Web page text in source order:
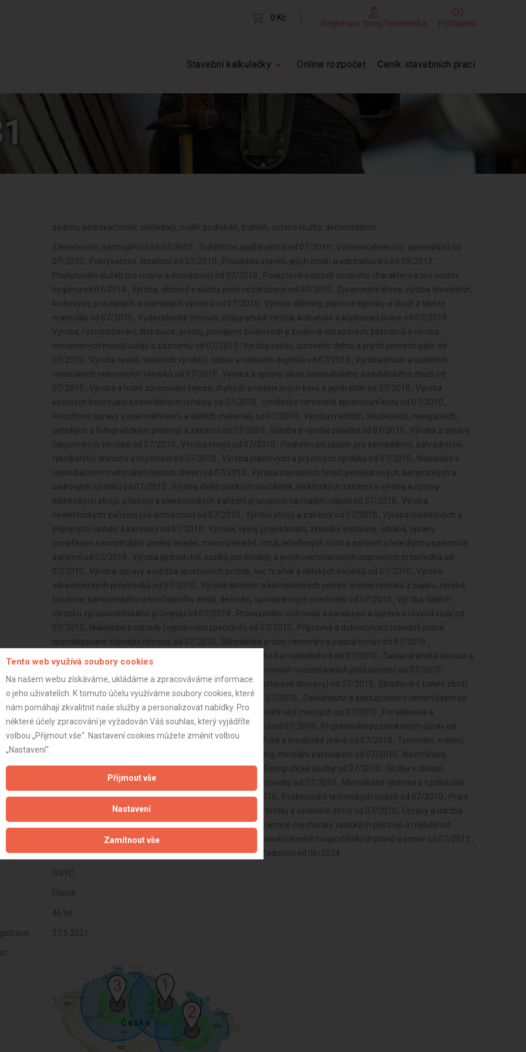
0 Kč
Registrace firmy/řemeslníka Přihlášení
Stavební kalkulačky Online rozpočet Ceník stavebních prací
zedníci, sádrokartonáři, obkladači, malíři, podlaháři, truhláři, ostatní služby, demontážníci
Zámečnictví, nástrojářství od 07/2010 , Truhlářství, podlahářství od 07/2010 , Vodoinstalatérství, topenářství od 07/2010 , Pokrývačství, tesařství od 07/2010 , Provádění staveb, jejich změn a odstraňování od 09/2012 , Poskytování služeb pro rodinu a domácnost od 07/2010 , Poskytování služeb osobního charakteru a pro osobní hygienu od 07/2010 , Výroba, obchod a služby jinde nezařazené od 07/2010 , Zpracování dřeva, výroba dřevěných, korkových, proutěných a slaměných výrobků od 07/2010 , Výroba vlákniny, papíru a lepenky a zboží z těchto materiálů od 07/2010 , Vydavatelské činnosti, polygrafická výroba, knihařské a kopírovací práce od 07/2010 , Výroba, rozmnožování, distribuce, prodej, pronájem zvukových a zvukově-obrazových záznamů a výroba nenahraných nosičů údajů a záznamů od 07/2010 , Výroba koksu, surového dehtu a jiných pevných paliv od 07/2010 , Výroba textilií, textilních výrobků, oděvů a oděvních doplňků od 07/2010 , Výroba brusiv a ostatních minerálních nekovových výrobků od 07/2010 , Výroba a opravy obuvi, brašnářského a sedlářského zboží od 07/2010 , Výroba a hutní zpracování železa, drahých a neželezných kovů a jejich slitin od 07/2010 , Výroba kovových konstrukcí a kovodělných výrobků od 07/2010 , Umělecko-řemeslné zpracování kovů od 07/2010 , Povrchové úpravy a svařování kovů a dalších materiálů od 07/2010 , Výroba měřicích, zkušebních, navigačních, optických a fotografických přístrojů a zařízení od 07/2010 , Stavba a výroba plavidel od 07/2010 , Výroba a opravy čalounických výrobků od 07/2010 , Výroba hnojiv od 07/2010 , Poskytování služeb pro zemědělství, zahradnictví, rybníkářství, lesnictví a myslivost od 07/2010 , Výroba plastových a pryžových výrobků od 07/2010 , Nakládání s reprodukčním materiálem lesních dřevin od 07/2010 , Výroba stavebních hmot, porcelánových, keramických a sádrových výrobků od 07/2010 , Výroba elektronických součástek, elektrických zařízení a výroba a opravy elektrických strojů, přístrojů a elektronických zařízení pracujících na malém napětí od 07/2010 , Výroba neelektrických zařízení pro domácnost od 07/2010 , Výroba strojů a zařízení od 07/2010 , Výroba motorových a přípojných vozidel a karoserií od 07/2010 , Výroba, vývoj, projektování, zkoušky, instalace, údržba, opravy, modifikace a konstrukční změny letadel, motorů letadel, vrtulí, letadlových částí a zařízení a leteckých pozemních zařízení od 07/2010 , Výroba jízdních kol, vozíků pro invalidy a jiných nemotorových dopravních prostředků od 07/2010 , Výroba, opravy a údržba sportovních potřeb, her, hraček a dětských kočárků od 07/2010 , Výroba zdravotnických prostředků od 07/2010 , Výroba školních a kancelářských potřeb, kromě výrobků z papíru, výroba bižuterie, kartáčnického a konfekčního zboží, deštníků, upomínkových předmětů od 07/2010 , Výroba dalších výrobků zpracovatelského průmyslu od 07/2010 , Provozování vodovodů a kanalizací a úprava a rozvod vody od 07/2010 , Nakládání s odpady (vyjma nebezpečných) od 07/2010 , Přípravné a dokončovací stavební práce, specializované stavební činnosti od 07/2010 , Sklenářské práce, rámování a paspartování od 07/2010 , Zprostředkování obchodu a služeb od 07/2010 , Velkoobchod a maloobchod od 07/2010 , Zastavárenská činnost a maloobchod s použitým zbožím od 07/2010 , Údržba motorových vozidel a jejich příslušenství od 07/2010 , Potrubní a pozemní doprava (vyjma železniční a silniční motorové dopravy) od 07/2010 , Skladování, balení zboží, manipulace s nákladem a technické činnosti v dopravě od 07/2010 , Zasilatelství a zastupování v celním řízení od 07/2010 , Ubytovací služby od 07/2010 , Pronájem a půjčování věcí movitých od 07/2010 , Poradenská a konzultační činnost, zpracování odborných studií a posudků od 07/2010 , Projektování pozemkových úprav od 07/2010 ,
OSVČ
Plátce
46 let
27.5.2021
Tento web využívá soubory cookies
Na našem webu získáváme, ukládáme a zpracováváme informace
o jeho uživatelích. K tomuto účelu využíváme soubory cookies, které
nám pomáhají zkvalitnit naše služby a personalizovat nabídky. Pro
některé účely zpracování je vyžadován Váš souhlas, který vyjádříte
volbou „Přijmout vše“. Nastavení cookies můžete změnit volbou
„Nastavení“.
Přijmout vše
Nastavení
Zamítnout vše